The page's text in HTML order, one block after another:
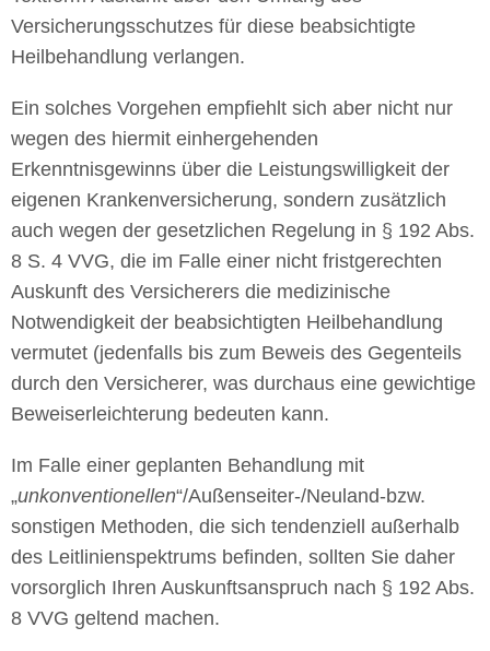
Versicherungsschutzes für diese beabsichtigte
Heilbehandlung verlangen.
Ein solches Vorgehen empfiehlt sich aber nicht nur
wegen des hiermit einhergehenden
Erkenntnisgewinns über die Leistungswilligkeit der
eigenen Krankenversicherung, sondern zusätzlich
auch wegen der gesetzlichen Regelung in § 192 Abs.
8 S. 4 VVG, die im Falle einer nicht fristgerechten
Auskunft des Versicherers die medizinische
Notwendigkeit der beabsichtigten Heilbehandlung
vermutet (jedenfalls bis zum Beweis des Gegenteils
durch den Versicherer, was durchaus eine gewichtige
Beweiserleichterung bedeuten kann.
Im Falle einer geplanten Behandlung mit
„unkonventionellen“/Außenseiter-/Neuland-bzw.
sonstigen Methoden, die sich tendenziell außerhalb
des Leitlinienspektrums befinden, sollten Sie daher
vorsorglich Ihren Auskunftsanspruch nach § 192 Abs.
8 VVG geltend machen.